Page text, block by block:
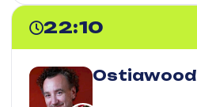
22:10
Ostiawood